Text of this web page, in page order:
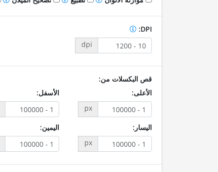
DPI:
dpi
قص البكسلات من:
الأعلى:
px
الأسفل:
اليسار:
px
اليمين: